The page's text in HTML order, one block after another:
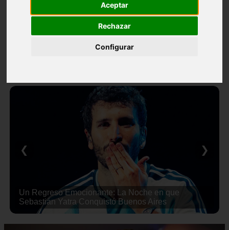
Aceptar
Rechazar
Configurar
Un Regreso Emocionante: La Noche en que
Sebastián Yatra Conquistó Buenos Aires
❮ ❯